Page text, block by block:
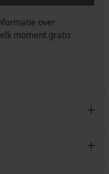
over
moment gratis